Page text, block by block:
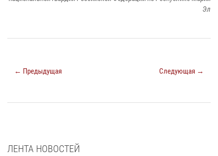
Эл
← Предыдущая Следующая →
ЛЕНТА НОВОСТЕЙ